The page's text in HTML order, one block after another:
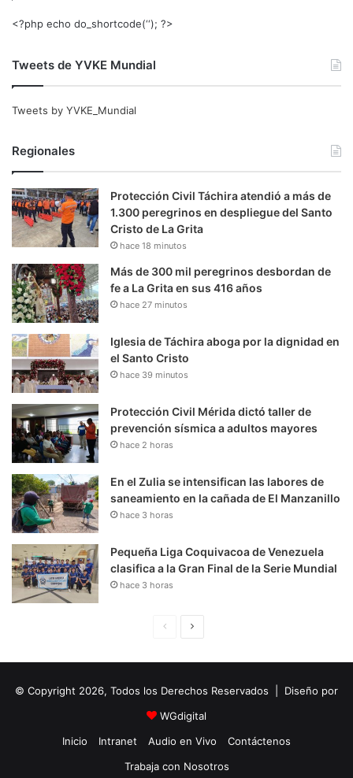
<?php echo do_shortcode(‘‘); ?>
Tweets de YVKE Mundial
Tweets by YVKE_Mundial
Regionales
Protección Civil Táchira atendió a más de
1.300 peregrinos en despliegue del Santo
Cristo de La Grita
hace 18 minutos
Más de 300 mil peregrinos desbordan de
fe a La Grita en sus 416 años
hace 27 minutos
Iglesia de Táchira aboga por la dignidad en
el Santo Cristo
hace 39 minutos
Protección Civil Mérida dictó taller de
prevención sísmica a adultos mayores
hace 2 horas
En el Zulia se intensifican las labores de
saneamiento en la cañada de El Manzanillo
hace 3 horas
Pequeña Liga Coquivacoa de Venezuela
clasifica a la Gran Final de la Serie Mundial
hace 3 horas
i
n
a
u
i
e
© Copyright 2026, Todos los Derechos Reservados | Diseño por
WGdigital
Inicio
Intranet Audio en Vivo
Contáctenos
Trabaja con Nosotros